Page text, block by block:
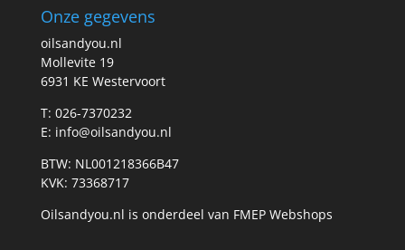
Onze gegevens
oilsandyou.nl
Mollevite 19
6931 KE Westervoort
T: 026-7370232
E: info@oilsandyou.nl
BTW: NL001218366B47
KVK: 73368717
Oilsandyou.nl is onderdeel van FMEP Webshops